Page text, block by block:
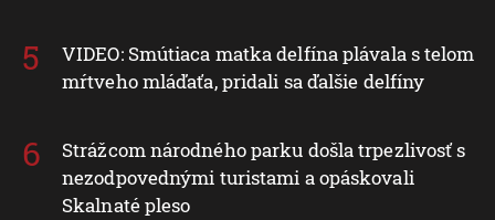
VIDEO: Smútiaca matka delfína plávala s telom
mŕtveho mláďaťa, pridali sa ďalšie delfíny
Strážcom národného parku došla trpezlivosť s
nezodpovednými turistami a opáskovali
Skalnaté pleso